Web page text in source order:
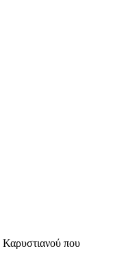
Καρυστιανού που